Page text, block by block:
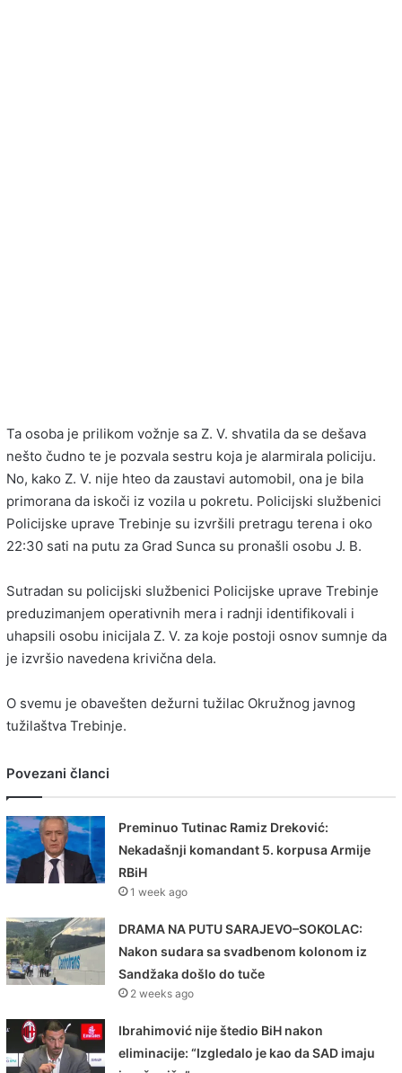
Ta osoba je prilikom vožnje sa Z. V. shvatila da se dešava
nešto čudno te je pozvala sestru koja je alarmirala policiju.
No, kako Z. V. nije hteo da zaustavi automobil, ona je bila
primorana da iskoči iz vozila u pokretu. Policijski službenici
Policijske uprave Trebinje su izvršili pretragu terena i oko
22:30 sati na putu za Grad Sunca su pronašli osobu J. B.
Sutradan su policijski službenici Policijske uprave Trebinje
preduzimanjem operativnih mera i radnji identifikovali i
uhapsili osobu inicijala Z. V. za koje postoji osnov sumnje da
je izvršio navedena krivična dela.
O svemu je obavešten dežurni tužilac Okružnog javnog
tužilaštva Trebinje.
Povezani članci
Preminuo Tutinac Ramiz Dreković:
Nekadašnji komandant 5. korpusa Armije
RBiH
1 week ago
DRAMA NA PUTU SARAJEVO–SOKOLAC:
Nakon sudara sa svadbenom kolonom iz
Sandžaka došlo do tuče
2 weeks ago
Ibrahimović nije štedio BiH nakon
eliminacije: “Izgledalo je kao da SAD imaju